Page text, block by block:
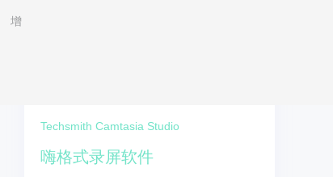
Techsmith Camtasia Studio
嗨格式录屏软件
增